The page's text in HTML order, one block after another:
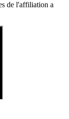
de l'affiliation a